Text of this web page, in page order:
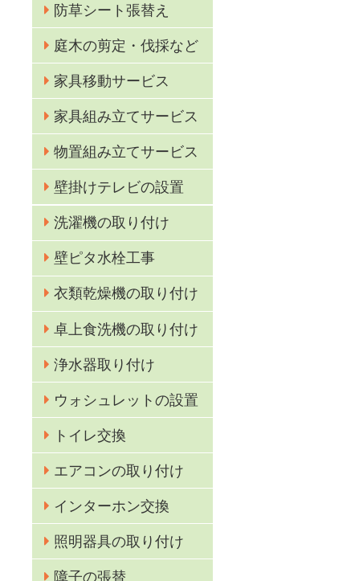
防草シート張替え
庭木の剪定・伐採など
家具移動サービス
家具組み立てサービス
物置組み立てサービス
壁掛けテレビの設置
洗濯機の取り付け
壁ピタ水栓工事
衣類乾燥機の取り付け
卓上食洗機の取り付け
浄水器取り付け
ウォシュレットの設置
トイレ交換
エアコンの取り付け
インターホン交換
照明器具の取り付け
障子の張替